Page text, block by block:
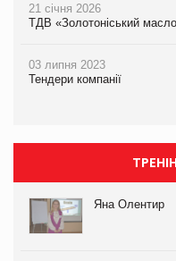
21 січня 2026
ТДВ «Золотоніський
03 липня 2023
Тендери компанії
Яна Олентир